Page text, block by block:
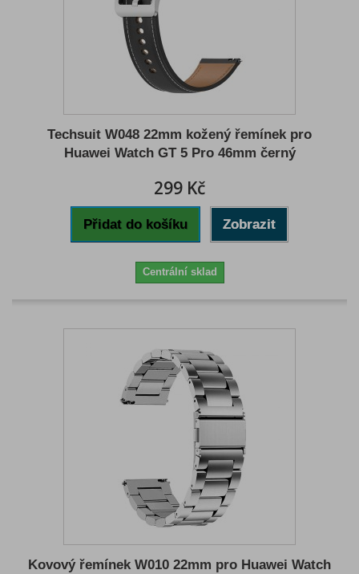
Techsuit W048 22mm kožený řemínek pro
Huawei Watch GT 5 Pro 46mm černý
299 Kč
Přidat do košíku Zobrazit
Centrální sklad
Kovový řemínek W010 22mm pro Huawei Watch